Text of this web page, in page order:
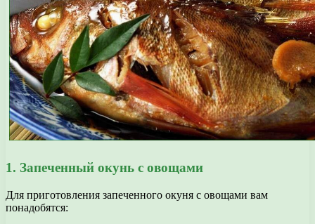
1. Запеченный окунь с овощами
Для приготовления запеченного окуня с овощами вам
понадобятся: